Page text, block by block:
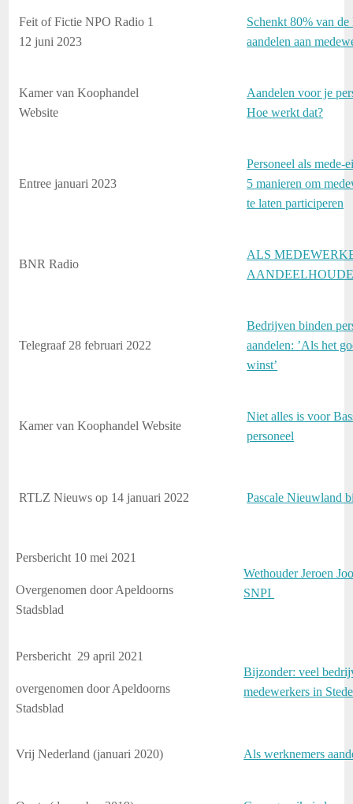
Feit of Fictie NPO Radio 1
12 juni 2023
Schenkt 80% van
aandelen aan
Kamer van Koophandel
Website
Aandelen voor je
Hoe werkt dat?
Entree januari 2023
Personeel als mede-
5 manieren om
te laten participeren
BNR Radio
ALS
Telegraaf 28 februari 2022
Bedrijven binden
aandelen: ’Als het
winst’
Kamer van Koophandel Website
Niet alles is voor
personeel
RTLZ Nieuws op 14 januari 2022 Pascale Nieuwland
Persbericht 10 mei 2021
Overgenomen door Apeldoorns
Stadsblad
Wethouder Jeroen
SNPI
Persbericht 29 april 2021
overgenomen door Apeldoorns
Stadsblad
Bijzonder: veel
medewerkers in
Vrij Nederland (januari 2020) Als werknemers